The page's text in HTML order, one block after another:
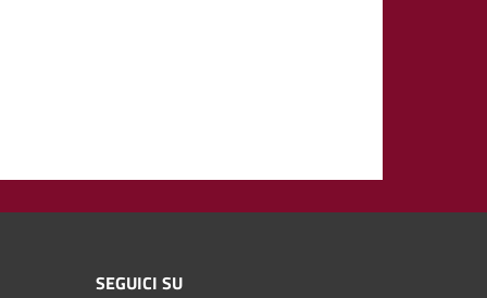
SEGUICI SU